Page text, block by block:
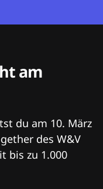
am
du am 10. März
des W&V
bis zu 1.000